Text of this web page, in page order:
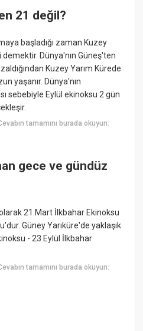
21 değil?
başladığı zaman Kuzey
Dünya'nın Güneş'ten
Kuzey Yarım Kürede
yaşanır. Dünya'nın
sebebiyle Eylül ekinoksu 2 gün
tamamını burada okuyun:
gece ve gündüz
21 Mart İlkbahar Ekinoksu
Güney Yarıküre'de yaklaşık
- 23 Eylül İlkbahar
tamamını burada okuyun: